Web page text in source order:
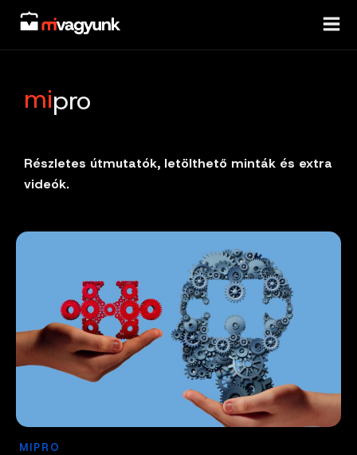
Skip
content
mipro
Részletes útmutatók, letölthető minták és extra
videók.
MIPRO